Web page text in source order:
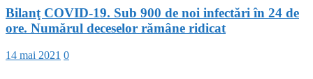
Bilanţ COVID-19. Sub 900 de noi infectări în 24 de
ore. Numărul deceselor rămâne ridicat
14 mai 2021 0